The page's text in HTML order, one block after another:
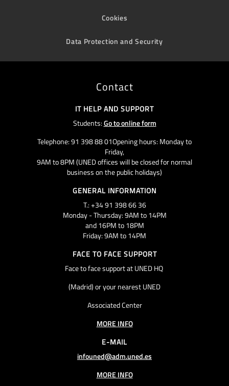
Cookies
Data Protection and Security
Contact
IT HELP AND SUPPORT
Students:Go to online form
Telephone: 91 398 88 01Opening hours: Monday to
Friday,
9AM to 8PM (UNED offices will be closed for normal
business on the public holidays)
GENERAL INFORMATION
T.: +34 91 398 66 36
Monday - Thursday: 9AM to 14PM
and 16PM to 18PM
Friday: 9AM to 14PM
FACE TO FACE SUPPORT
Face to face support at UNED HQ
(Madrid) or your nearest UNED
Associated Center
MORE INFO
E-MAIL
infouned@adm.uned.es
MORE INFO